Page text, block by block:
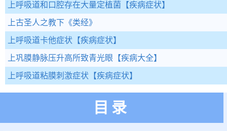
上呼吸道和口腔存在大量定植菌 【疾病症状】
上古圣人之教下 《类经》
上呼吸道卡他症状 【疾病症状】
上巩膜静脉压升高所致青光眼 【疾病大全】
上呼吸道粘膜刺激症状 【疾病症状】
目录